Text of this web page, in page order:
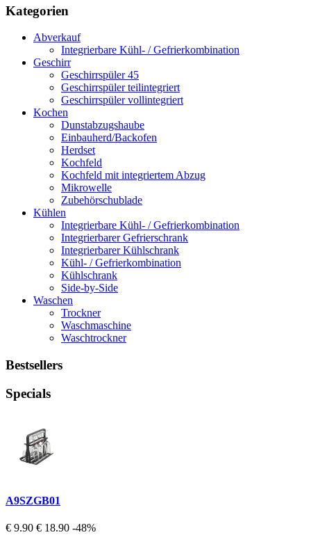
Kategorien
Abverkauf
Integrierbare Kühl- / Gefrierkombination
Geschirr
Geschirrspüler 45
Geschirrspüler teilintegriert
Geschirrspüler vollintegriert
Kochen
Dunstabzugshaube
Einbauherd/Backofen
Herdset
Kochfeld
Kochfeld mit integriertem Abzug
Mikrowelle
Zubehörschublade
Kühlen
Integrierbare Kühl- / Gefrierkombination
Integrierbarer Gefrierschrank
Integrierbarer Kühlschrank
Kühl- / Gefrierkombination
Kühlschrank
Side-by-Side
Waschen
Trockner
Waschmaschine
Waschtrockner
Bestsellers
Specials
A9SZGB01
€ 9.90 € 18.90 -48%